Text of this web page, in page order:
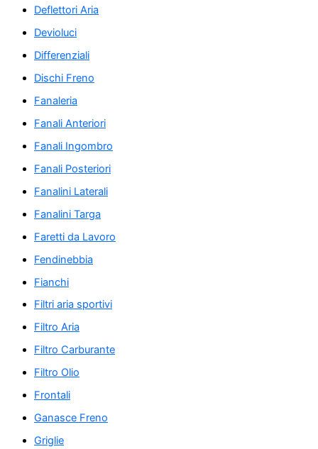
Deflettori Aria
Devioluci
Differenziali
Dischi Freno
Fanaleria
Fanali Anteriori
Fanali Ingombro
Fanali Posteriori
Fanalini Laterali
Fanalini Targa
Faretti da Lavoro
Fendinebbia
Fianchi
Filtri aria sportivi
Filtro Aria
Filtro Carburante
Filtro Olio
Frontali
Ganasce Freno
Griglie